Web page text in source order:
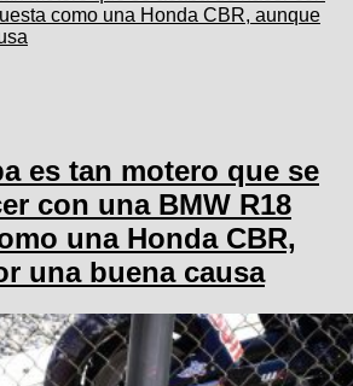
es tan motero que se
con una BMW R18
una Honda CBR,
una buena causa